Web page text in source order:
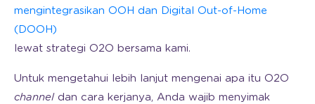
mengintegrasikan OOH dan Digital Out-of-Home
(DOOH)
lewat strategi O2O bersama kami.
Untuk mengetahui lebih lanjut mengenai apa itu O2O
channel dan cara kerjanya, Anda wajib menyimak